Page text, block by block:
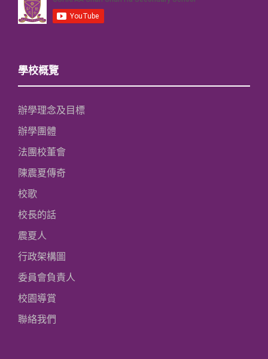
學校概覽
辦學理念及目標
辦學團體
法團校董會
陳震夏傳奇
校歌
校長的話
震夏人
行政架構圖
委員會負責人
校園導賞
聯絡我們